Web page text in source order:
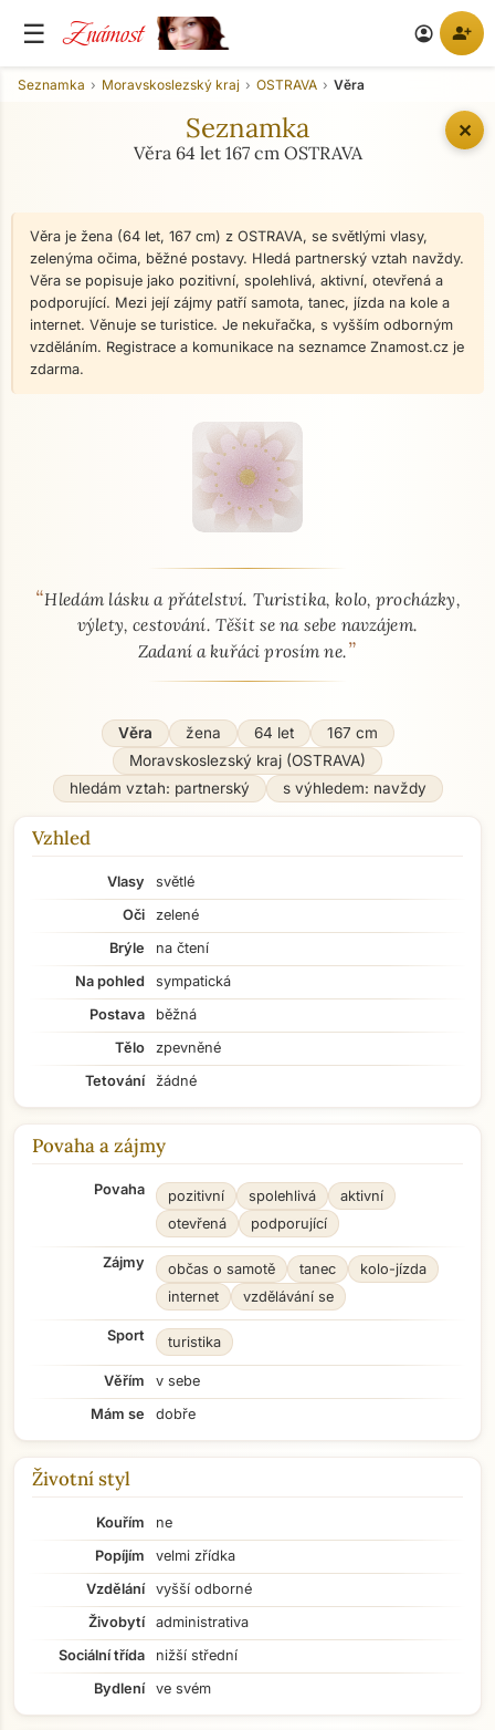
☰ Známost account_circle person_add
✕
Seznamka Moravskoslezský kraj OSTRAVA Věra
Seznamka
Věra 64 let 167 cm OSTRAVA
Věra je žena (64 let, 167 cm) z OSTRAVA, se světlými vlasy,
zelenýma očima, běžné postavy. Hledá partnerský vztah navždy.
Věra se popisuje jako pozitivní, spolehlivá, aktivní, otevřená a
podporující. Mezi její zájmy patří samota, tanec, jízda na kole a
internet. Věnuje se turistice. Je nekuřačka, s vyšším odborným
vzděláním. Registrace a komunikace na seznamce Znamost.cz je
zdarma.
O mně - seznamka profil
“Hledám lásku a přátelství. Turistika, kolo, procházky,
výlety, cestování. Těšit se na sebe navzájem.
Zadaní a kuřáci prosím ne.”
Věra žena 64 let
167 cm
Moravskoslezský kraj (OSTRAVA)
hledám vztah: partnerský
s výhledem: navždy
Vzhled
Vlasy
světlé
Oči
zelené
Brýle
na čtení
Na pohled
sympatická
Postava
běžná
Tělo
zpevněné
Tetování
žádné
Povaha a zájmy
Povaha pozitivní spolehlivá
aktivní
otevřená
podporující
Zájmy občas o samotě tanec
kolo-jízda
internet
vzdělávání se
Sport turistika
Věřím
v sebe
Mám se
dobře
Životní styl
Kouřím
ne
Popíjím
velmi zřídka
Vzdělání
vyšší odborné
Živobytí
administrativa
Sociální třída
nižší střední
Bydlení
ve svém